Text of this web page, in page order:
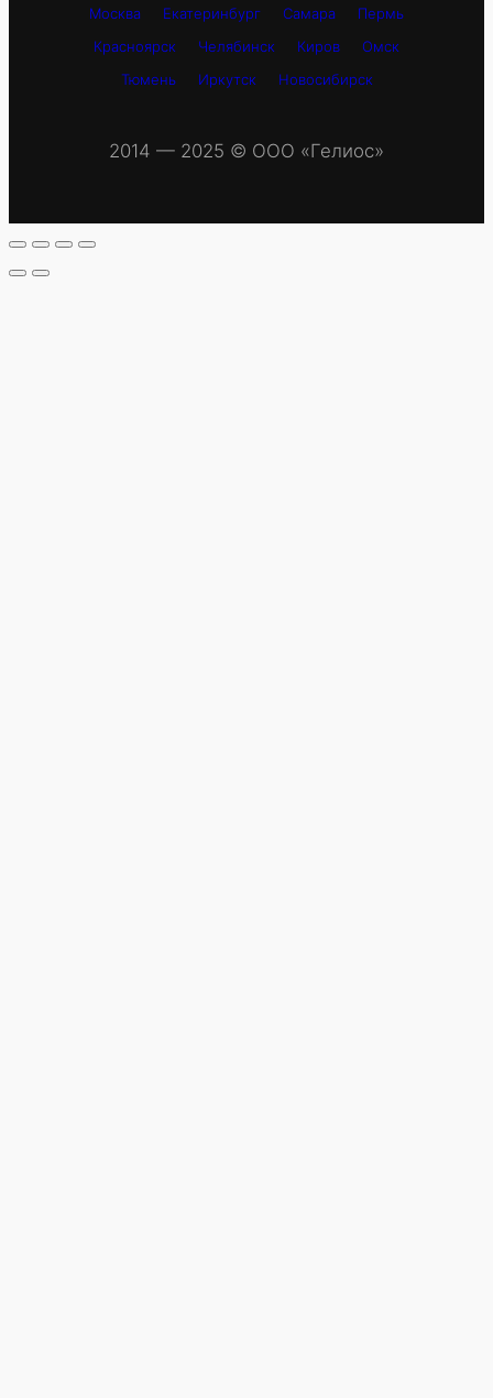
Москва Екатеринбург Самара
Пермь
Красноярск
Челябинск Киров
Омск
Тюмень
Иркутск Новосибирск
2014 — 2025 © OOO «Гелиос»